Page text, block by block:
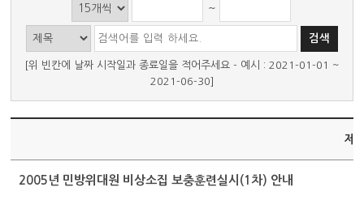
~
[위 빈칸에 날짜 시작일과 종료일을 적어주세요 - 예시 : 2021-01-01 ~
2021-06-30]
제
2005년 민방위대원 비상소집 보충훈련실시(1차) 안내